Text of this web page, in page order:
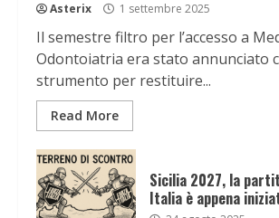
Asterix 1 settembre 2025
Il semestre filtro per l’accesso a
Odontoiatria era stato annunciato
strumento per restituire...
Read More
Sicilia 2027, la
Italia è appena